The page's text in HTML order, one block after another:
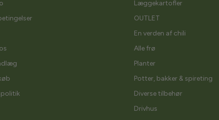
Læggekartofler
OUTLET
En verden af chili
Alle frø
Planter
Potter, bakker & spireting
Diverse tilbehør
Drivhus